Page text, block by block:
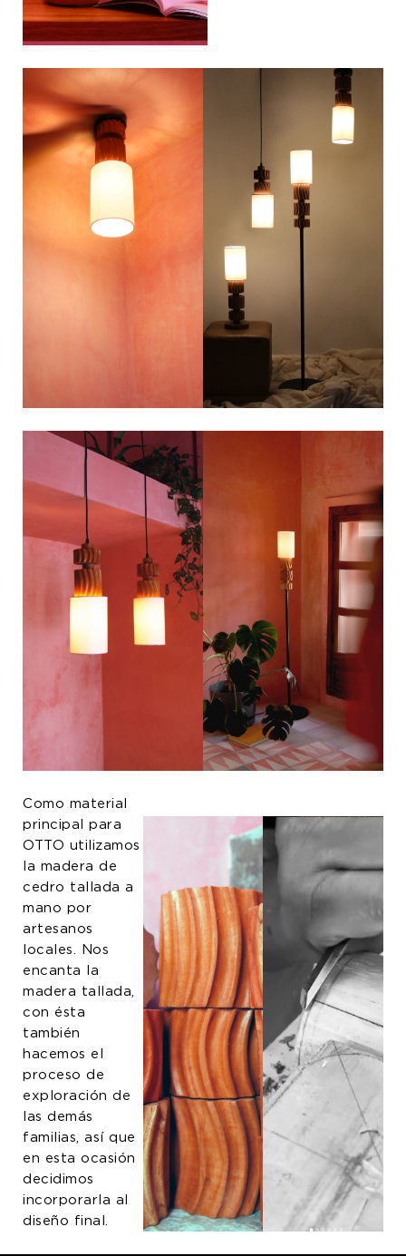
Como material
principal para
OTTO utilizamos
la madera de
cedro tallada a
mano por
artesanos
locales. Nos
encanta la
madera tallada,
con ésta
también
hacemos el
proceso de
exploración de
las demás
familias, así que
en esta ocasión
decidimos
incorporarla al
diseño final.